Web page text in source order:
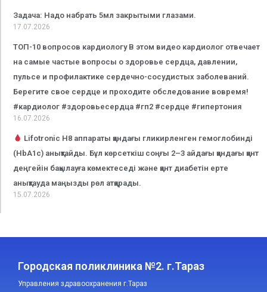
Задача: Надо набрать 5мл закрытыми глазами.
17.07.2026
ТОП-10 вопросов кардиологу В этом видео кардиолог отвечает
на самые частые вопросы о здоровье сердца, давлении,
пульсе и профилактике сердечно-сосудистых заболеваний.
Берегите свое сердце и проходите обследование вовремя!
#кардиолог #здоровьесердца #гп2 #сердце #гипертония
16.07.2026
Lifotronic H8 аппараты қандағы гликирленген гемоглобинді
(HbA1c) анықтайды. Бұл көрсеткіш соңғы 2–3 айдағы қандағы қант
деңгейін бақылауға көмектеседі және қант диабетін ерте
анықтауда маңызды рөл атқарады.
15.07.2026
Городская поликлиника №2. г.Тараз
Управления здравоохранения г.Тараз